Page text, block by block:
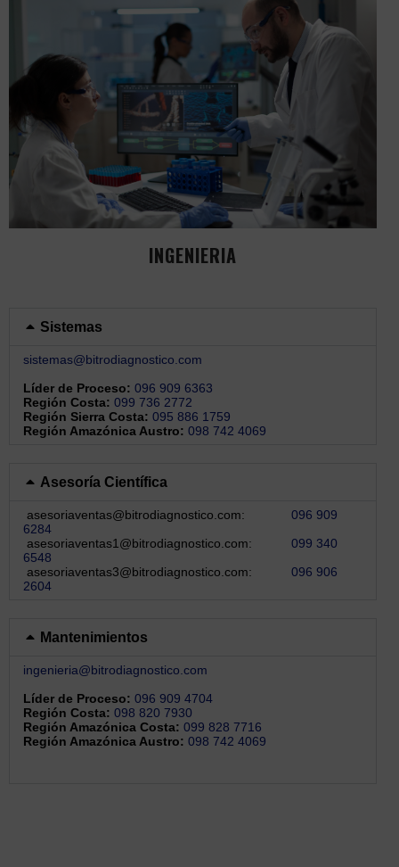
INGENIERIA
Sistemas
sistemas@bitrodiagnostico.com
Líder de Proceso: 096 909 6363
Región Costa: 099 736 2772
Región Sierra Costa: 095 886 1759
Región Amazónica Austro: 098 742 4069
Asesoría Científica
asesoriaventas@bitrodiagnostico.com: 096 909
6284
asesoriaventas1@bitrodiagnostico.com: 099 340
6548
asesoriaventas3@bitrodiagnostico.com: 096 906
2604
Mantenimientos
ingenieria@bitrodiagnostico.com
Líder de Proceso: 096 909 4704
Región Costa: 098 820 7930
Región Amazónica Costa: 099 828 7716
Región Amazónica Austro: 098 742 4069